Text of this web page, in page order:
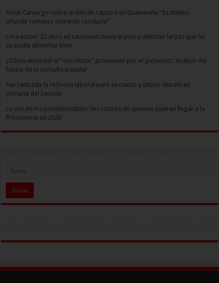
Fiscal Camargo sobre orden de captura en Guatemala: “Es dañino
infundir rumores sobre mi conducta”
Lora estuvo 32 años en cautiverio: tenía el pico y uñas tan largas que no
se podía alimentar bien
¿Cómo entender el “decretazo” propuesto por el gobierno? Análisis del
futuro de la consulta popular
Fue radicada la reforma laboral para su cuarto y último debate en
plenaria del Senado
La voz de los presidenciables: los rostros de quienes aspiran llegar a la
Presidencia en 2026